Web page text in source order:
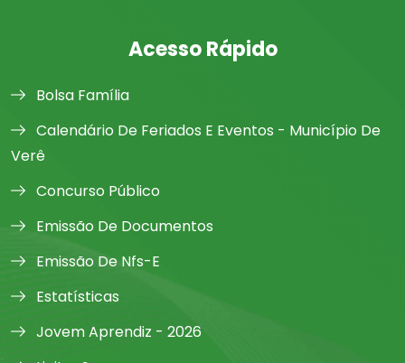
Acesso Rápido
Bolsa Família
Calendário De Feriados E Eventos - Município De
Verê
Concurso Público
Emissão De Documentos
Emissão De Nfs-E
Estatísticas
Jovem Aprendiz - 2026